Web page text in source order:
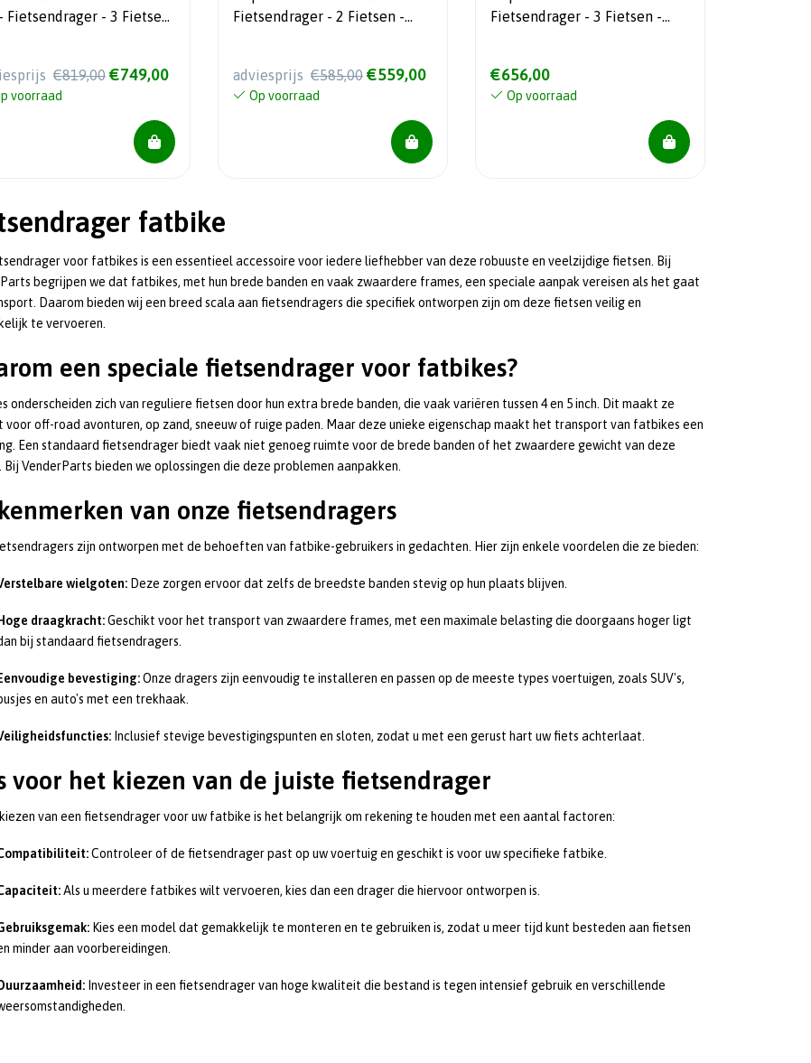
€819,00 €749,00
voorraad
Fietsendrager - 2 Fietsen -
adviesprijs €585,00 €559,00
Op voorraad
Fietsendrager - 3 Fietsen -
€656,00
Op voorraad
fatbike
voor fatbikes is een essentieel accessoire voor iedere liefhebber van deze robuuste en veelzijdige fietsen. Bij
begrijpen we dat fatbikes, met hun brede banden en vaak zwaardere frames, een speciale aanpak vereisen als het gaat
Daarom bieden wij een breed scala aan fietsendragers die specifiek ontworpen zijn om deze fietsen veilig en
te vervoeren.
een speciale fietsendrager voor fatbikes?
onderscheiden zich van reguliere fietsen door hun extra brede banden, die vaak variëren tussen 4 en 5 inch. Dit maakt ze
off-road avonturen, op zand, sneeuw of ruige paden. Maar deze unieke eigenschap maakt het transport van fatbikes een
Een standaard fietsendrager biedt vaak niet genoeg ruimte voor de brede banden of het zwaardere gewicht van deze
Bij VenderParts bieden we oplossingen die deze problemen aanpakken.
van onze fietsendragers
zijn ontworpen met de behoeften van fatbike-gebruikers in gedachten. Hier zijn enkele voordelen die ze bieden:
wielgoten: Deze zorgen ervoor dat zelfs de breedste banden stevig op hun plaats blijven.
draagkracht:Geschikt voor het transport van zwaardere frames, met een maximale belasting die doorgaans hoger ligt
bij standaard fietsendragers.
bevestiging:Onze dragers zijn eenvoudig te installeren en passen op de meeste types voertuigen, zoals SUV's,
en auto's met een trekhaak.
Inclusief stevige bevestigingspunten en sloten, zodat u met een gerust hart uw fiets achterlaat.
voor het kiezen van de juiste fietsendrager
van een fietsendrager voor uw fatbike is het belangrijk om rekening te houden met een aantal factoren:
Controleer of de fietsendrager past op uw voertuig en geschikt is voor uw specifieke fatbike.
Als u meerdere fatbikes wilt vervoeren, kies dan een drager die hiervoor ontworpen is.
Kies een model dat gemakkelijk te monteren en te gebruiken is, zodat u meer tijd kunt besteden aan fietsen
minder aan voorbereidingen.
Investeer in een fietsendrager van hoge kwaliteit die bestand is tegen intensief gebruik en verschillende